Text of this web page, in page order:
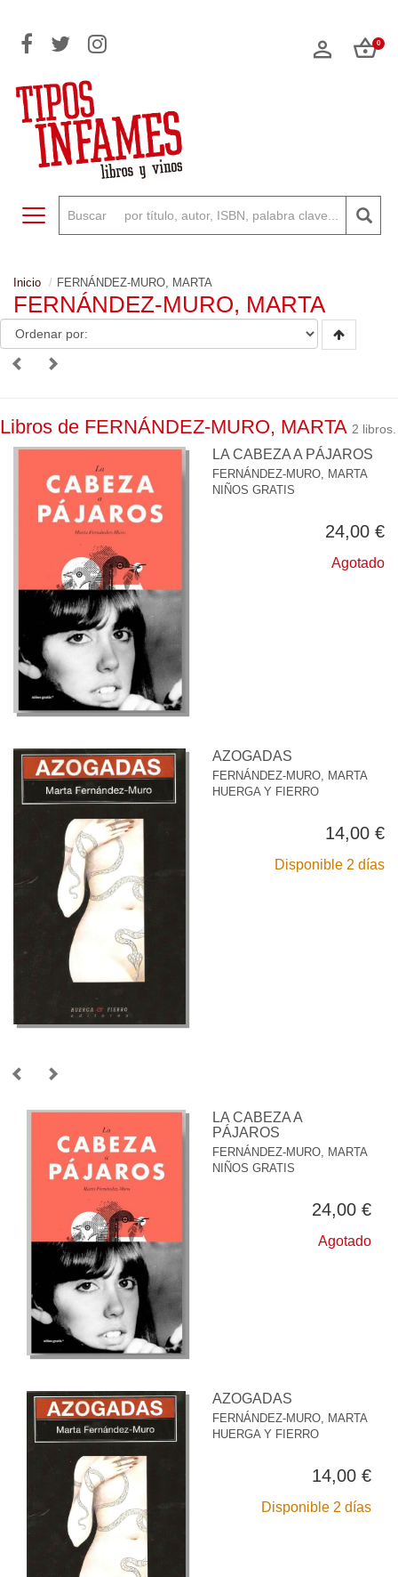
0
Toggle navigation
Inicio FERNÁNDEZ-MURO, MARTA
FERNÁNDEZ-MURO, MARTA
Libros de FERNÁNDEZ-MURO, MARTA 2 libros.
LA CABEZA A PÁJAROS
FERNÁNDEZ-MURO, MARTA
NIÑOS GRATIS
24,00 €
Agotado
AZOGADAS
FERNÁNDEZ-MURO, MARTA
HUERGA Y FIERRO
14,00 €
Disponible 2 días
LA CABEZA A
PÁJAROS
FERNÁNDEZ-MURO, MARTA
NIÑOS GRATIS
24,00 €
Agotado
AZOGADAS
FERNÁNDEZ-MURO, MARTA
HUERGA Y FIERRO
14,00 €
Disponible 2 días